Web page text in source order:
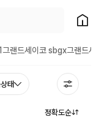
홈으
그랜드세이코 sbgx그랜드
태
정확도순